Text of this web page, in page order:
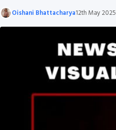
Oishani Bhattacharya12th May 2025